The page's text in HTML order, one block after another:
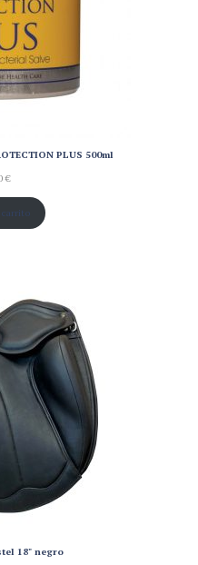
PLUS 500ml
€
18" negro